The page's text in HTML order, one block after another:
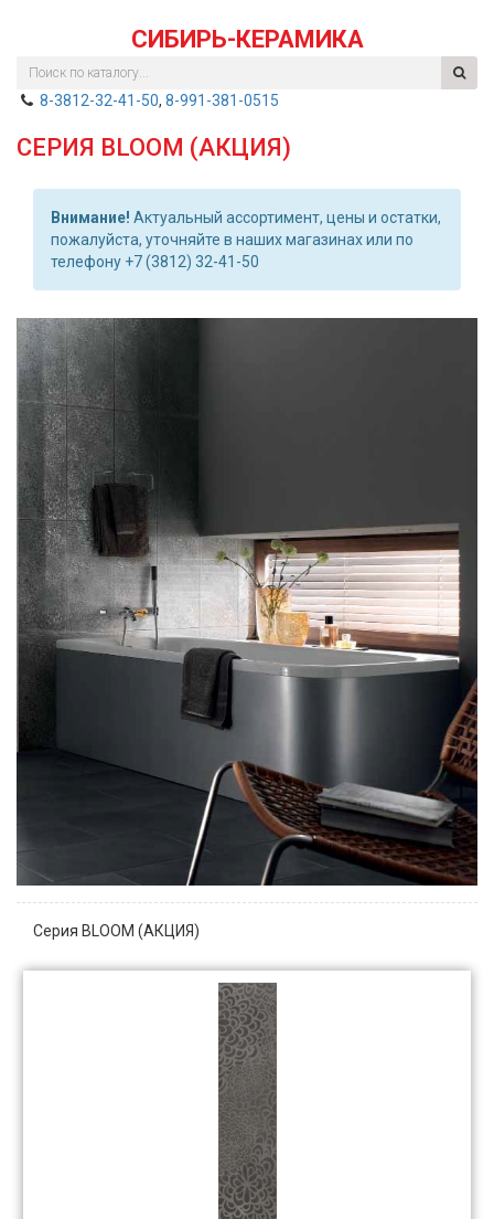
СИБИРЬ-КЕРАМИКА
8-3812-32-41-50, 8-991-381-0515
СЕРИЯ BLOOM (АКЦИЯ)
Внимание! Актуальный ассортимент, цены и остатки,
пожалуйста, уточняйте в наших магазинах или по
телефону +7 (3812) 32-41-50
Серия BLOOM (АКЦИЯ)